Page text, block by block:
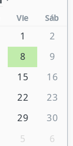
Vie Sáb
1
2
8
9
15
16
22
23
29
30
5 6